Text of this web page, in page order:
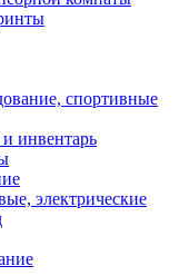
спортивные
инвентарь
электрические